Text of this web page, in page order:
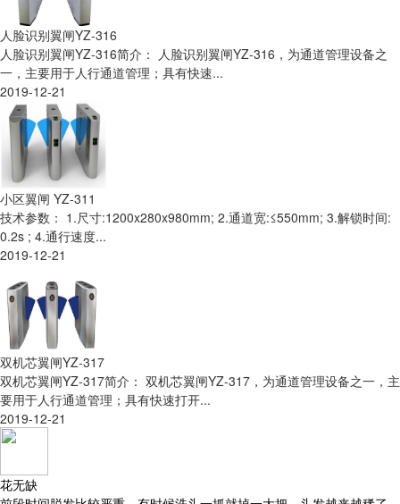
人脸识别翼闸YZ-316
人脸识别翼闸YZ-316简介： 人脸识别翼闸YZ-316，为通道管理设备之
一，主要用于人行通道管理；具有快速...
2019-12-21
小区翼闸 YZ-311
技术参数： 1.尺寸:1200x280x980mm; 2.通道宽:≤550mm; 3.解锁时间:
0.2s ; 4.通行速度...
2019-12-21
双机芯翼闸YZ-317
双机芯翼闸YZ-317简介： 双机芯翼闸YZ-317，为通道管理设备之一，主
要用于人行通道管理；具有快速打开...
2019-12-21
花无缺